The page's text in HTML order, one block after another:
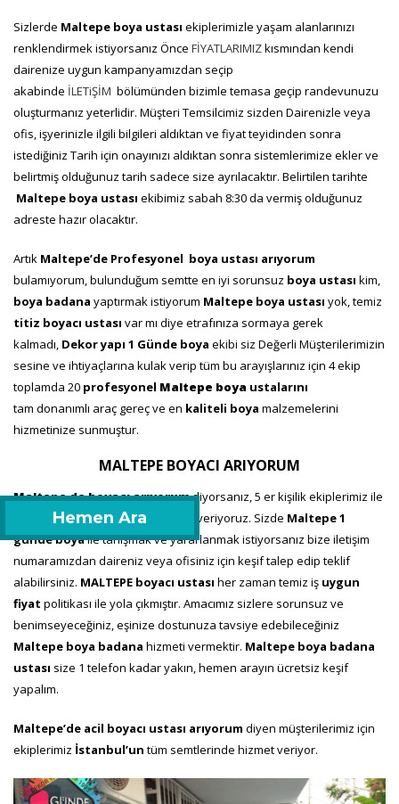
Sizlerde Maltepe boya ustası ekiplerimizle yaşam alanlarınızı
renklendirmek istiyorsanız Önce FİYATLARIMIZkısmından kendi
dairenize uygun kampanyamızdan seçip
akabinde İLETiŞİM bölümünden bizimle temasa geçip randevunuzu
oluşturmanız yeterlidir. Müşteri Temsilcimiz sizden Dairenizle veya
ofis, işyerinizle ilgili bilgileri aldıktan ve fiyat teyidinden sonra
istediğiniz Tarih için onayınızı aldıktan sonra sistemlerimize ekler ve
belirtmiş olduğunuz tarih sadece size ayrılacaktır. Belirtilen tarihte
Maltepe boya ustası ekibimiz sabah 8:30 da vermiş olduğunuz
adreste hazır olacaktır.
Artık Maltepe’de Profesyonel boya ustası arıyorum
bulamıyorum, bulunduğum semtte en iyi sorunsuz boya ustası kim,
boya badana yaptırmak istiyorum Maltepe boya ustası yok, temiz
titiz boyacı ustası var mı diye etrafınıza sormaya gerek
kalmadı, Dekor yapı 1 Günde boya ekibi siz Değerli Müşterilerimizin
sesine ve ihtiyaçlarına kulak verip tüm bu arayışlarınız için 4 ekip
toplamda 20 profesyonel Maltepe boya ustalarını
tam donanımlı araç gereç ve en kaliteli boya malzemelerini
hizmetinize sunmuştur.
MALTEPE BOYACI ARIYORUM
Maltepe de boyacı arıyorumdiyorsanız, 5 er kişilik ekiplerimiz ile
Maltepe boyacıustası veriyoruz. Sizde Maltepe1
gündeboyaile tanışmak ve yararlanmak istiyorsanız bize iletişim
numaramızdan daireniz veya ofisiniz için keşif talep edip teklif
alabilirsiniz. MALTEPE boyacı ustası her zaman temiz iş uygun
fiyat politikası ile yola çıkmıştır. Amacımız sizlere sorunsuz ve
benimseyeceğiniz, eşinize dostunuza tavsiye edebileceğiniz
Maltepe boya badana hizmeti vermektir. Maltepe boya badana
ustası size 1 telefon kadar yakın, hemen arayın ücretsiz keşif
yapalım.
Maltepe’de acil boyacı ustası arıyorum diyen müşterilerimiz için
ekiplerimiz İstanbul’un tüm semtlerinde hizmet veriyor.
Hemen Ara